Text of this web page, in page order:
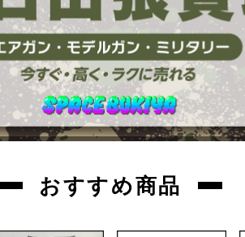
おすすめ商品